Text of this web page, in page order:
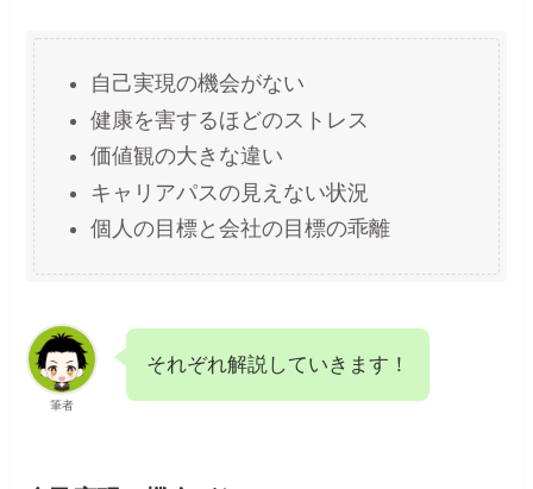
自己実現の機会がない
健康を害するほどのストレス
価値観の大きな違い
キャリアパスの見えない状況
個人の目標と会社の目標の乖離
筆者
それぞれ解説していきます！